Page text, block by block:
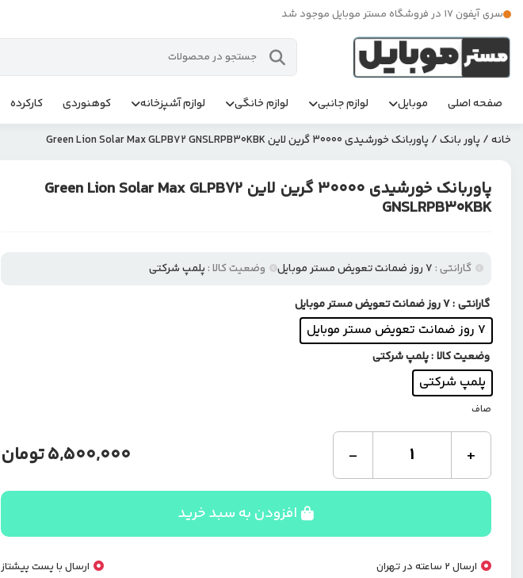
سری آیفون 17 در فروشگاه مستر موبایل موجود شد
صفحه اصلی موبایل لوازم جانبی لوازم خانگی لوازم آشپزخانه کوهنوردی کارکرده
خانه/ پاور بانک/ پاوربانک خورشیدی 30000 گرین لاین Green Lion Solar Max GLPB72 GNSLRPB30KBK
پاوربانک خورشیدی 30000 گرین لاین Green Lion Solar Max GLPB72
GNSLRPB30KBK
گارانتی : ۷ روز ضمانت تعویض مستر موبایل وضعیت کالا : پلمپ شرکتی
گارانتی: ۷ روز ضمانت تعویض مستر موبایل
۷ روز ضمانت تعویض مستر موبایل
وضعیت کالا: پلمپ شرکتی
پلمپ شرکتی
صاف
+
پاوربانک
خورشیدی
30000
گرین
Green
Solar
-
5,500,000تومان
افزودن به سبد خرید
ارسال 2 ساعته در تهران ارسال با پست پیشتاز